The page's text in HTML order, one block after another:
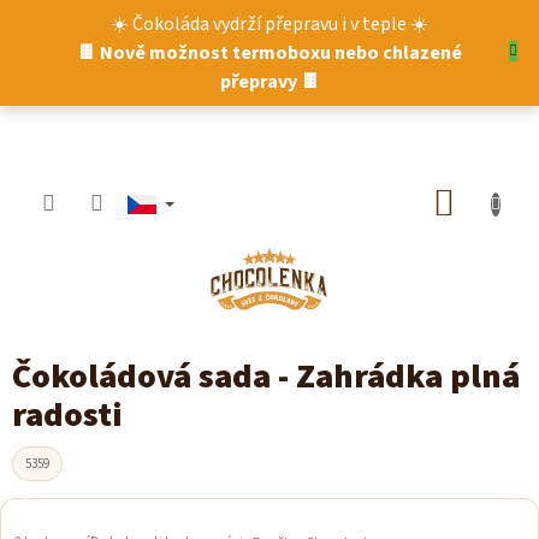
☀️ Čokoláda vydrží přepravu i v teple ☀️
🍫 Nově možnost termoboxu nebo chlazené
přepravy 🍫
Čokoládová sada - Zahrádka plná
radosti
5359